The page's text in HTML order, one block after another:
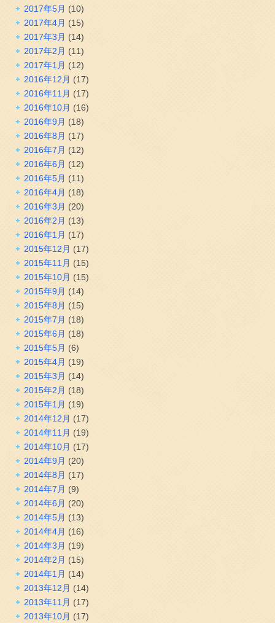
2017年5月 (10)
2017年4月 (15)
2017年3月 (14)
2017年2月 (11)
2017年1月 (12)
2016年12月 (17)
2016年11月 (17)
2016年10月 (16)
2016年9月 (18)
2016年8月 (17)
2016年7月 (12)
2016年6月 (12)
2016年5月 (11)
2016年4月 (18)
2016年3月 (20)
2016年2月 (13)
2016年1月 (17)
2015年12月 (17)
2015年11月 (15)
2015年10月 (15)
2015年9月 (14)
2015年8月 (15)
2015年7月 (18)
2015年6月 (18)
2015年5月 (6)
2015年4月 (19)
2015年3月 (14)
2015年2月 (18)
2015年1月 (19)
2014年12月 (17)
2014年11月 (19)
2014年10月 (17)
2014年9月 (20)
2014年8月 (17)
2014年7月 (9)
2014年6月 (20)
2014年5月 (13)
2014年4月 (16)
2014年3月 (19)
2014年2月 (15)
2014年1月 (14)
2013年12月 (14)
2013年11月 (17)
2013年10月 (17)